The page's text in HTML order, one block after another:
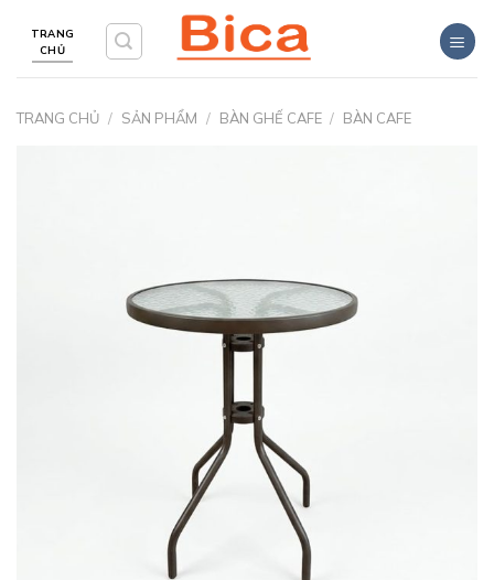
content
TRANG
CHỦ
TRANG CHỦ / SẢN PHẨM / BÀN GHẾ CAFE / BÀN CAFE